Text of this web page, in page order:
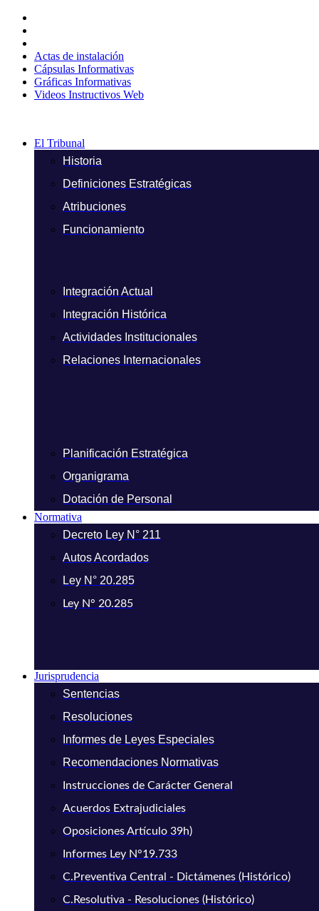
contenido
Actas de instalación
Cápsulas Informativas
Gráficas Informativas
Videos Instructivos Web
El Tribunal
Historia
Definiciones Estratégicas
Atribuciones
Funcionamiento
Integración Actual
Integración Histórica
Actividades Institucionales
Relaciones Internacionales
Planificación Estratégica
Organigrama
Dotación de Personal
Normativa
Decreto Ley N° 211
Autos Acordados
Ley N° 20.285
Ley N° 20.285
Jurisprudencia
Sentencias
Resoluciones
Informes de Leyes Especiales
Recomendaciones Normativas
Instrucciones de Carácter General
Acuerdos Extrajudiciales
Oposiciones Artículo 39h)
Informes Ley N°19.733
C.Preventiva Central - Dictámenes (Histórico)
C.Resolutiva - Resoluciones (Histórico)